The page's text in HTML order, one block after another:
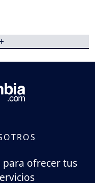
ofrecer tus